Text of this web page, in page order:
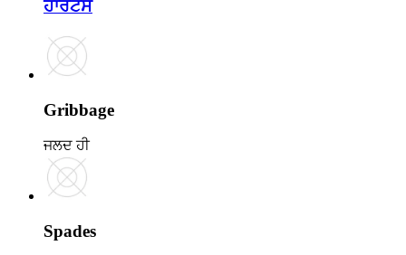
ਹਾਰਟਸ
Gribbage
ਜਲਦ ਹੀ
Spades